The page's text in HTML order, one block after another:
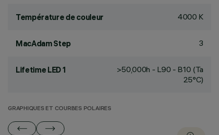
Température de couleur 4000 K
MacAdam Step 3
Lifetime LED 1
>50,000h - L90 - B10 (Ta
25°C)
GRAPHIQUES ET COURBES POLAIRES